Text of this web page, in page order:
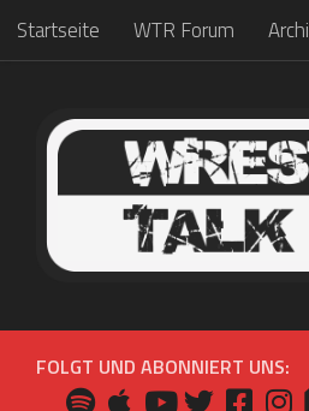
Zum Inhalt springen
Startseite WTR Forum
FOLGT UND ABONNIERT UNS: